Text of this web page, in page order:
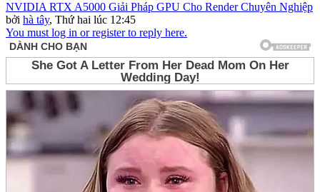
NVIDIA RTX A5000 Giải Pháp GPU Cho Render Chuyên Nghiệp
bởi hà tây, Thứ hai lúc 12:45
You must log in or register to reply here.